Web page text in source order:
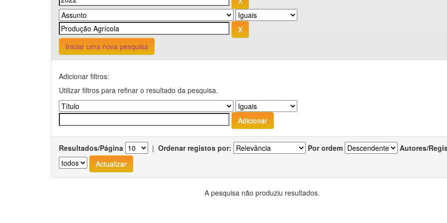
Iniciar uma nova pesquisa
Adicionar filtros:
Utilizar filtros para refinar o resultado da pesquisa.
Resultados/Página | Ordenar registos por: Por ordem Autores/
A pesquisa não produziu resultados.